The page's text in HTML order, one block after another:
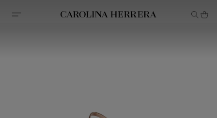
Avis d'accessibilité (lien)